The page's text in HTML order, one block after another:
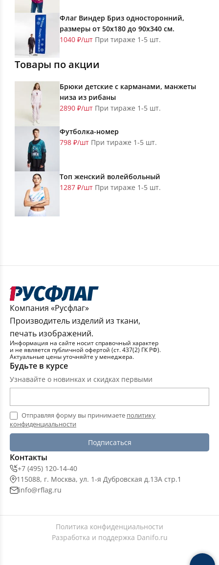
Флаг Виндер Бриз односторонний,
размеры от 50х180 до 90х340 см.
1040 ₽/шт При тираже 1-5 шт.
Товары по акции
Брюки детские с карманами, манжеты
низа из рибаны
2890 ₽/шт При тираже 1-5 шт.
Футболка-номер
798 ₽/шт При тираже 1-5 шт.
Топ женский волейбольный
1287 ₽/шт При тираже 1-5 шт.
Компания «Русфлаг»
Производитель изделий из ткани,
печать изображений.
Информация на сайте носит справочный характер
и не является публичной офертой (ст. 437(2) ГК РФ).
Актуальные цены уточняйте у менеджера.
Будьте в курсе
Узнавайте о новинках и скидках первыми
Отправляя форму вы принимаете политику
конфиденциальности
Подписаться
Контакты
+7 (495) 120-14-40
115088, г. Москва, ул. 1-я Дубровская д.13А стр.1
info@rflag.ru
Политика конфиденциальности
Разработка и поддержка Danifo.ru